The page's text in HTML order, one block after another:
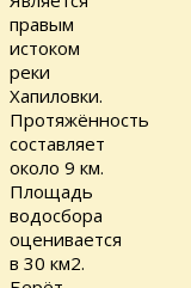
правым
истоком
реки
Хапиловки.
Протяжённость
составляет
около 9 км.
Площадь
водосбора
оценивается
в 30 км2.